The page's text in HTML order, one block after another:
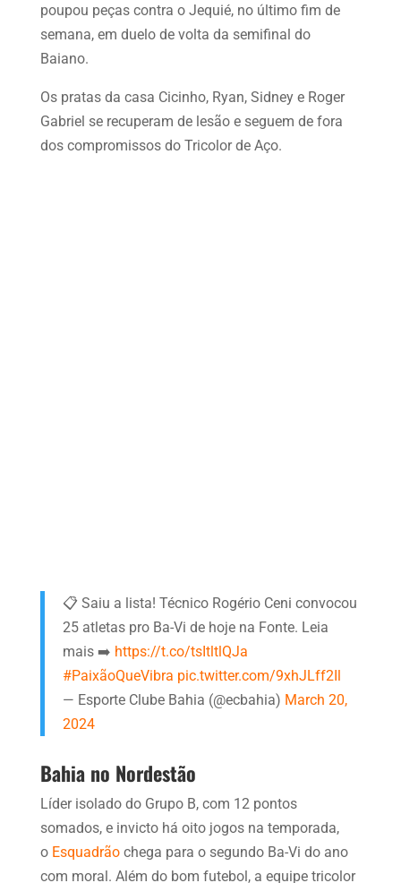
poupou peças contra o Jequié, no último fim de
semana, em duelo de volta da semifinal do
Baiano.
Os pratas da casa Cicinho, Ryan, Sidney e Roger
Gabriel se recuperam de lesão e seguem de fora
dos compromissos do Tricolor de Aço.
📋 Saiu a lista! Técnico Rogério Ceni convocou
25 atletas pro Ba-Vi de hoje na Fonte. Leia
mais ➡️ https://t.co/tsItltlQJa
#PaixãoQueVibra pic.twitter.com/9xhJLff2Il
— Esporte Clube Bahia (@ecbahia) March 20,
2024
Bahia no Nordestão
Líder isolado do Grupo B, com 12 pontos
somados, e invicto há oito jogos na temporada,
o Esquadrãochega para o segundo Ba-Vi do ano
com moral. Além do bom futebol, a equipe tricolor